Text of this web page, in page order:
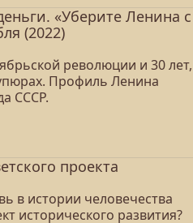
«Уберите Ленина с
(2022)
революции и 30 лет,
Профиль Ленина
СССР.
проекта
в истории человечества
исторического развития?